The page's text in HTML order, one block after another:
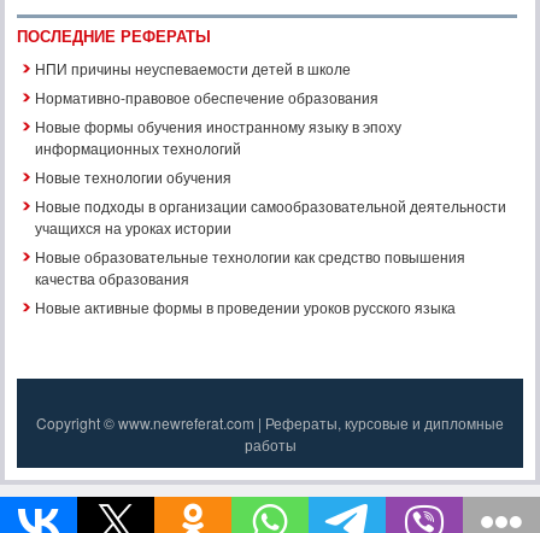
ПОСЛЕДНИЕ РЕФЕРАТЫ
НПИ причины неуспеваемости детей в школе
Нормативно-правовое обеспечение образования
Новые формы обучения иностранному языку в эпоху
информационных технологий
Новые технологии обучения
Новые подходы в организации самообразовательной деятельности
учащихся на уроках истории
Новые образовательные технологии как средство повышения
качества образования
Новые активные формы в проведении уроков русского языка
Copyright © www.newreferat.com | Рефераты, курсовые и дипломные
работы